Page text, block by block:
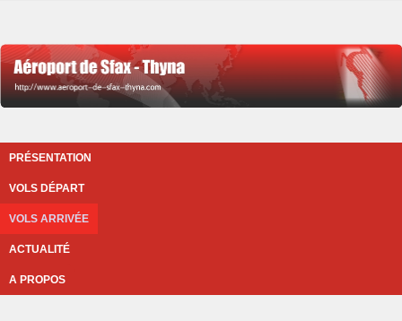
PRÉSENTATION
VOLS DÉPART
VOLS ARRIVÉE
ACTUALITÉ
A PROPOS